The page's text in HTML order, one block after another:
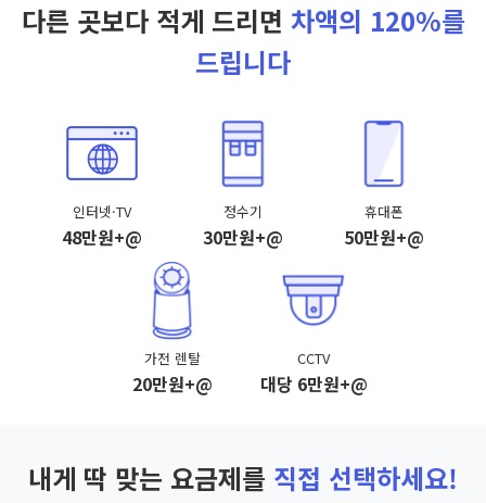
다른 곳보다 적게 드리면 차액의 120%를
드립니다
인터넷·TV
48만원+@
정수기
30만원+@
휴대폰
50만원+@
가전 렌탈
20만원+@
CCTV
대당 6만원+@
내게 딱 맞는 요금제를 직접 선택하세요!